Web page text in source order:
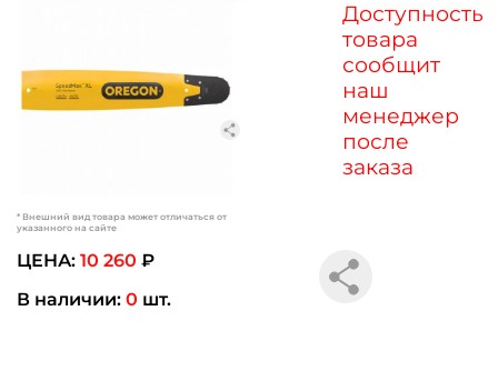
* Внешний вид товара может отличаться от
указанного на сайте
Доступность
товара
сообщит
наш
менеджер
после
заказа
ЦЕНА: 10 260 ₽
В наличии: 0 шт.